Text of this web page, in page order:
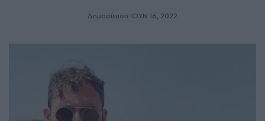
Δημοσίευση ΙΟΥΝ 16, 2022